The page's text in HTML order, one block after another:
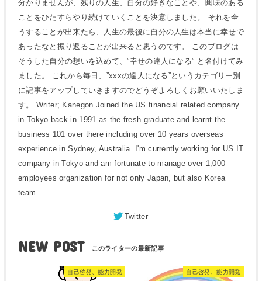
分かりませんが、残りの人生、自分の好きなことや、興味のある
ことをひたすらやり続けていくことを決意しました。 それを全
うすることが出来たら、人生の最後に自分の人生は本当に幸せで
あったなと振り返ることが出来ると思うのです。 このブログは
そうした自分の想いを込めて、”幸せの達人になる” と名付けてみ
ました。 これから毎日、”xxxの達人になる”というカテゴリー別
に記事をアップしていきますのでどうぞよろしくお願いいたしま
す。 Writer; Kanegon Joined the US financial related company
in Tokyo back in 1991 as the fresh graduate and learnt the
business 101 over there including over 10 years overseas
experience in Sydney, Australia. I'm currently working for US IT
company in Tokyo and am fortunate to manage over 1,000
employees organization for not only Japan, but also Korea
team.
Twitter
NEW POST
自己啓発、能力開発 自己啓発、能力開発